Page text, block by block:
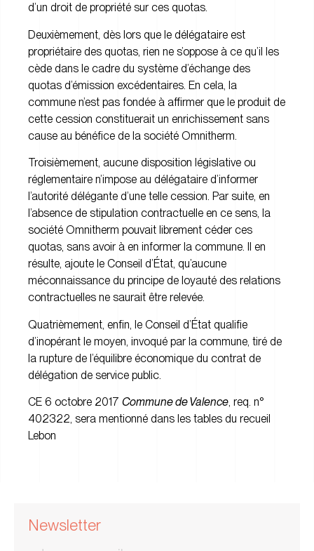
d’un droit de propriété sur ces quotas.
Deuxièmement, dès lors que le délégataire est
propriétaire des quotas, rien ne s’oppose à ce qu’il les
cède dans le cadre du système d’échange des
quotas d’émission excédentaires. En cela, la
commune n’est pas fondée à affirmer que le produit de
cette cession constituerait un enrichissement sans
cause au bénéfice de la société Omnitherm.
Troisièmement, aucune disposition législative ou
réglementaire n’impose au délégataire d’informer
l’autorité délégante d’une telle cession. Par suite, en
l’absence de stipulation contractuelle en ce sens, la
société Omnitherm pouvait librement céder ces
quotas, sans avoir à en informer la commune. Il en
résulte, ajoute le Conseil d’État, qu’aucune
méconnaissance du principe de loyauté des relations
contractuelles ne saurait être relevée.
Quatrièmement, enfin, le Conseil d’État qualifie
d’inopérant le moyen, invoqué par la commune, tiré de
la rupture de l’équilibre économique du contrat de
délégation de service public.
CE 6 octobre 2017 Commune de Valence, req. n°
402322, sera mentionné dans les tables du recueil
Lebon
Newsletter